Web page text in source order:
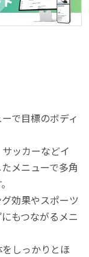
で目標のボディ
ッカーなどイ
メニューで多角
効果やスポーツ
もつながるメニ
しっかりとほ